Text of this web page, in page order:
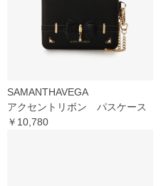
SAMANTHAVEGA
アクセントリボン パスケース
￥10,780